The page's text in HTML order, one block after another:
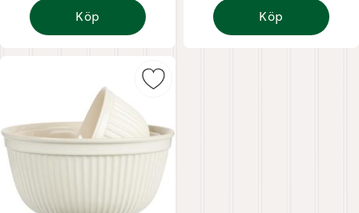
Köp
Kaffemugg - Creme
Köp
Liten keramikskål
Markera set med keramikskålar